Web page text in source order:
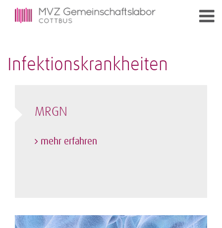
Infektionskrankheiten
MRGN
mehr erfahren